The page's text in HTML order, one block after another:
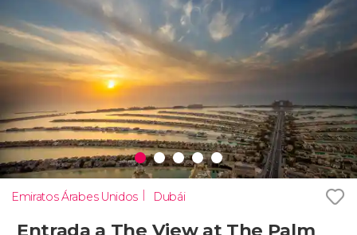
Emiratos Árabes Unidos Dubái
Entrada a The View at The Palm